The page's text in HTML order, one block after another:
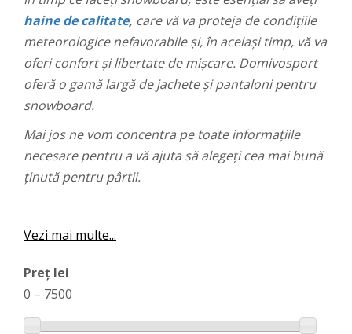
haine de calitate, care vă va proteja de condițiile
meteorologice nefavorabile și, în același timp, vă va
oferi confort și libertate de mișcare. Domivosport
oferă o gamă largă de jachete și pantaloni pentru
snowboard.
Mai jos ne vom concentra pe toate informațiile
necesare pentru a vă ajuta să alegeți cea mai bună
ținută pentru pârtii.
Vezi mai multe...
Preț lei
0 – 7500